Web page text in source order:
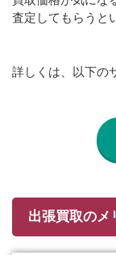
査定してもらうと
詳しくは、以下の
出張買取のメ